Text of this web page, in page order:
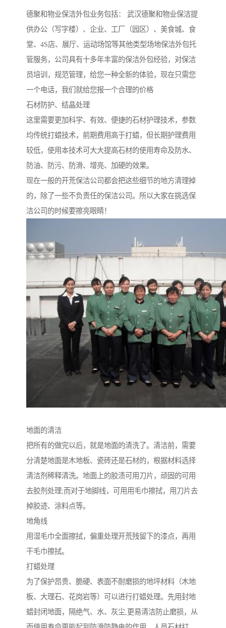
德聚和物业保洁外包业务包括： 武汉德聚和物业保洁提
供办公（写字楼）、企业、工厂（园区）、美食城、食
堂、4S店、展厅、运动场馆等其他类型场地保洁外包托
管服务，公司具有十多年丰富的保洁外包经验，对保洁
员培训，规范管理，给您一种全新的体验，现在只需您
一个电话，我们就给您报一个合理的价格
石材防护、结晶处理
这里需要更加科学、有效、便捷的石材护理技术，参数
均传统打蜡技术，前期费用高于打蜡，但长期护理费用
较低，使用本技术可大大提高石材的使用寿命及防水、
防油、防污、防滑、增亮、加硬的效果。
现在一般的开荒保洁公司都会把这些细节的地方清理掉
的，除了一些不负责任的保洁公司。所以大家在挑选保
洁公司的时候要擦亮眼睛！
地面的清洁
把所有的做完以后，就是地面的清洗了。清洁前，需要
分清楚地面是木地板、瓷砖还是石材的，根据材料选择
清洁剂稀释清洗。地面上的胶渍可用刀片，顽固的可用
去胶剂处理;而对于地脚线，可用用毛巾擦拭，用刀片去
掉胶迹、涂料点等。
地角线
用湿毛巾全面擦拭，偏重处理开荒残留下的漆点，再用
干毛巾擦拭。
打蜡处理
为了保护昂贵、脆硬、表面不耐磨损的地坪材料（木地
板、大理石、花岗岩等）可以进行打蜡处理。先用封地
蜡封闭地面，隔绝气、水、灰尘,更易清洁防止磨损，从